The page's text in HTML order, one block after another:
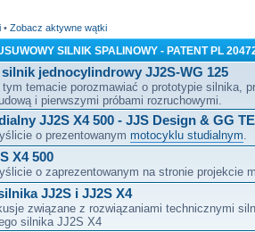
• Zobacz aktywne wątki
SILNIK SPALINOWY - PATENT PL
jednocylindrowy JJ2S-WG 125
temacie porozmawiać o prototypie silnika,
i pierwszymi próbami rozruchowymi.
JJ2S X4 500 - JJS Design & GG
o prezentowanym motocyklu studialnym
X4 500
o zaprezentowanym na stronie projekcie
JJ2S i JJ2S X4
związane z rozwiązaniami technicznymi
silnika JJ2S X4